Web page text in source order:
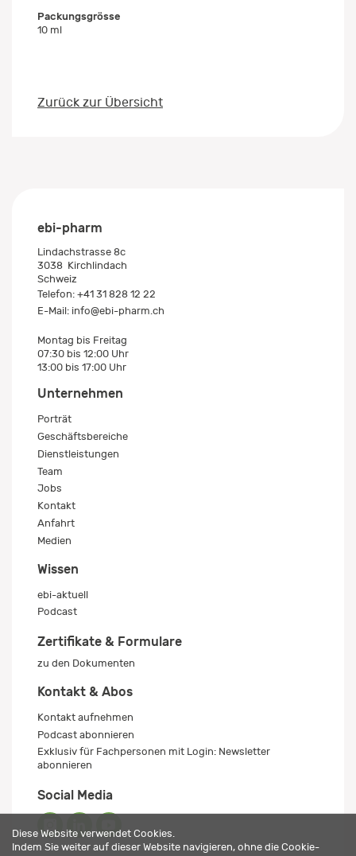
Packungsgrösse
10 ml
Zurück zur Übersicht
ebi-pharm
Lindachstrasse 8c
3038 Kirchlindach
Schweiz
Telefon: +41 31 828 12 22
E-Mail: info@ebi-pharm.ch
Montag bis Freitag
07:30 bis 12:00 Uhr
13:00 bis 17:00 Uhr
Unternehmen
Porträt
Geschäftsbereiche
Dienstleistungen
Team
Jobs
Kontakt
Anfahrt
Medien
Wissen
ebi-aktuell
Podcast
Zertifikate & Formulare
zu den Dokumenten
Kontakt & Abos
Kontakt aufnehmen
Podcast abonnieren
Exklusiv für Fachpersonen mit Login: Newsletter
abonnieren
Social Media
Diese Website verwendet Cookies.
Indem Sie weiter auf dieser Website navigieren, ohne die Cookie-